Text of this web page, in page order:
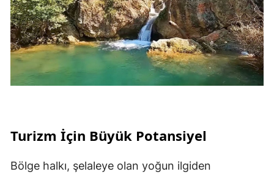
Turizm İçin Büyük Potansiyel
Bölge halkı, şelaleye olan yoğun ilgiden